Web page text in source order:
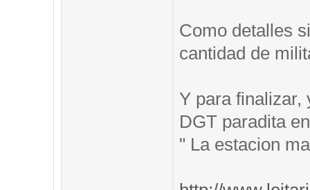
Como detalles
cantidad de
Y para finalizar,
DGT paradita
" La estacion